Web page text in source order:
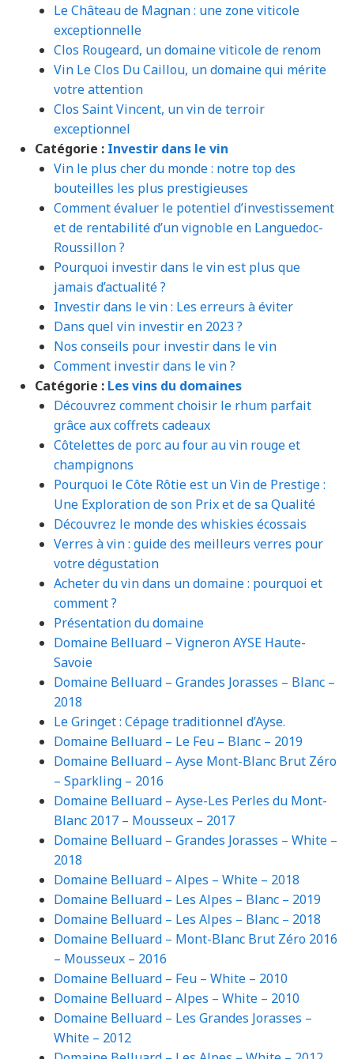
Le Château de Magnan : une zone viticole
exceptionnelle
Clos Rougeard, un domaine viticole de renom
Vin Le Clos Du Caillou, un domaine qui mérite
votre attention
Clos Saint Vincent, un vin de terroir
exceptionnel
Catégorie : Investir dans le vin
Vin le plus cher du monde : notre top des
bouteilles les plus prestigieuses
Comment évaluer le potentiel d’investissement
et de rentabilité d’un vignoble en Languedoc-
Roussillon ?
Pourquoi investir dans le vin est plus que
jamais d’actualité ?
Investir dans le vin : Les erreurs à éviter
Dans quel vin investir en 2023 ?
Nos conseils pour investir dans le vin
Comment investir dans le vin ?
Catégorie : Les vins du domaines
Découvrez comment choisir le rhum parfait
grâce aux coffrets cadeaux
Côtelettes de porc au four au vin rouge et
champignons
Pourquoi le Côte Rôtie est un Vin de Prestige :
Une Exploration de son Prix et de sa Qualité
Découvrez le monde des whiskies écossais
Verres à vin : guide des meilleurs verres pour
votre dégustation
Acheter du vin dans un domaine : pourquoi et
comment ?
Présentation du domaine
Domaine Belluard – Vigneron AYSE Haute-
Savoie
Domaine Belluard – Grandes Jorasses – Blanc –
2018
Le Gringet : Cépage traditionnel d’Ayse.
Domaine Belluard – Le Feu – Blanc – 2019
Domaine Belluard – Ayse Mont-Blanc Brut Zéro
– Sparkling – 2016
Domaine Belluard – Ayse-Les Perles du Mont-
Blanc 2017 – Mousseux – 2017
Domaine Belluard – Grandes Jorasses – White –
2018
Domaine Belluard – Alpes – White – 2018
Domaine Belluard – Les Alpes – Blanc – 2019
Domaine Belluard – Les Alpes – Blanc – 2018
Domaine Belluard – Mont-Blanc Brut Zéro 2016
– Mousseux – 2016
Domaine Belluard – Feu – White – 2010
Domaine Belluard – Alpes – White – 2010
Domaine Belluard – Les Grandes Jorasses –
White – 2012